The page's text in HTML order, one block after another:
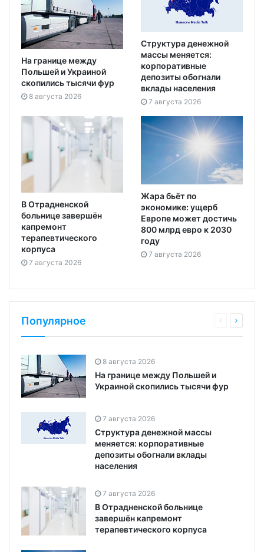
На границе между
Польшей и Украиной
скопились тысячи фур
8 августа 2026
Структура денежной
массы меняется:
корпоративные
депозиты обогнали
вклады населения
7 августа 2026
В Отрадненской
больнице завершён
капремонт
терапевтического
корпуса
7 августа 2026
Жара бьёт по
экономике: ущерб
Европе может достичь
800 млрд евро к 2030
году
7 августа 2026
Популярное
8 августа 2026
На границе между Польшей и
Украиной скопились тысячи фур
7 августа 2026
Структура денежной массы
меняется: корпоративные
депозиты обогнали вклады
населения
7 августа 2026
В Отрадненской больнице
завершён капремонт
терапевтического корпуса